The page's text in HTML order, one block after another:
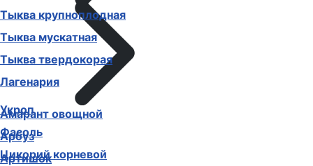
Амарант овощной
Арбуз
Артишок
Тыква крупноплодная
Тыква мускатная
Тыква твердокорая
Лагенария
Укроп
Фасоль
Цикорий корневой